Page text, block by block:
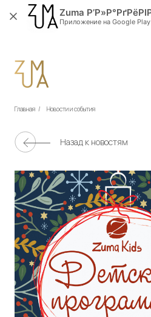
Главная / Новости и события
Назад к новостям
Приложение на Google Play